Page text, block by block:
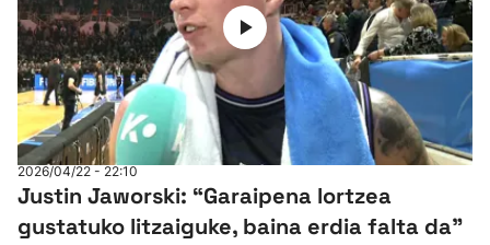
2026/04/22 - 22:10
Justin Jaworski: “Garaipena lortzea
gustatuko litzaiguke, baina erdia falta da”